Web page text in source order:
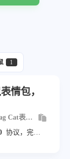
1
情包，
Cat表情
协议，完整